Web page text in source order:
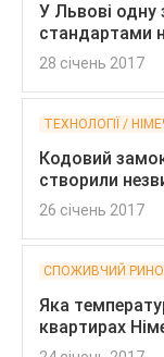
У Львові одну
стандартами
28 січень 2017
ТЕХНОЛОГІЇ /
Кодовий замок
створили
26 січень 2017
СПОЖИВЧИЙ
Яка
квартирах